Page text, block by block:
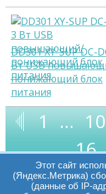
DD301 XY-SUP DC-
Вт USB
понижающий блок
питания
1 … 10
16
Этот сайт
(Яндекс.Метрика)
(данные об IP-